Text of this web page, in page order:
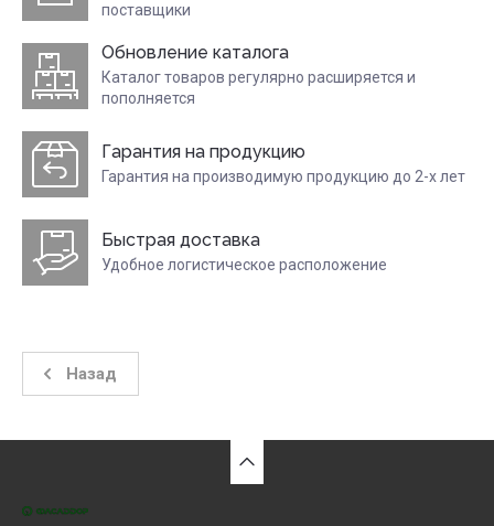
поставщики
Обновление каталога
Каталог товаров регулярно расширяется и
пополняется
Гарантия на продукцию
Гарантия на производимую продукцию до 2-х лет
Быстрая доставка
Удобное логистическое расположение
Назад